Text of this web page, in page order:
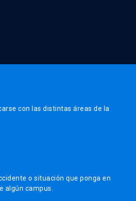
con las distintas áreas de la
o situación que ponga en
algún campus.